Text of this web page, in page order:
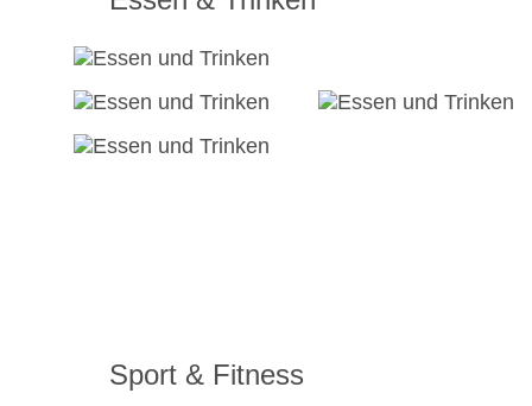
Sport & Fitness